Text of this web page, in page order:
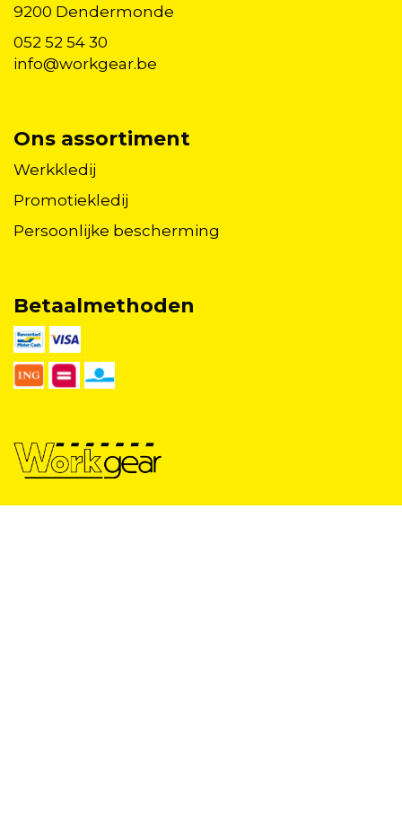
9200 Dendermonde
052 52 54 30
info@workgear.be
Ons assortiment
Werkkledij
Promotiekledij
Persoonlijke bescherming
Betaalmethoden